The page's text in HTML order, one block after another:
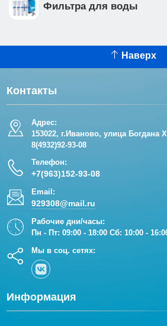
Фильтра для воды
Наверх
Контакты
Адрес:
153022, г.Иваново, улица Богдана
8(4932)92-93-08
Телефон:
+7(963)152-93-08
Email:
929308@mail.ru
Рабочие дни/часы:
Пн - Пт: 09:00 - 18:00 Сб: 10:00 -
Мы в соц. сетях:
Информация